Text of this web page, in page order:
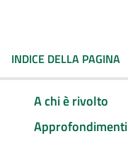
INDICE DELLA PAGINA
A chi è rivolto
Approfondimenti